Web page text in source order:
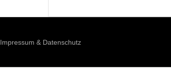
Impressum & Datenschutz